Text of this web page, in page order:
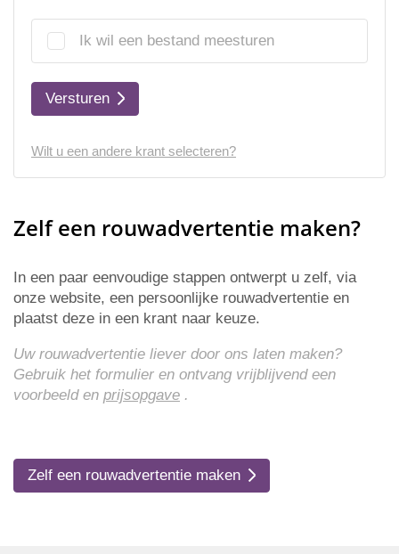
Ik wil een bestand meesturen
Versturen
Wilt u een andere krant selecteren?
Zelf een rouwadvertentie maken?
In een paar eenvoudige stappen ontwerpt u zelf, via
onze website, een persoonlijke rouwadvertentie en
plaatst deze in een krant naar keuze.
Uw rouwadvertentie liever door ons laten maken?
Gebruik het formulier en ontvang vrijblijvend een
voorbeeld en prijsopgave .
Zelf een rouwadvertentie maken